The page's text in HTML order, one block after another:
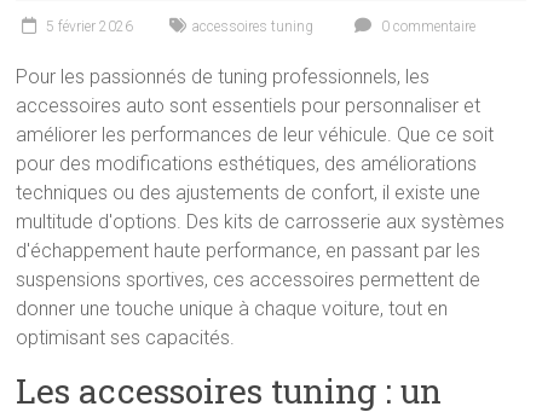
5 février 2026 accessoires tuning 0 commentaire
Pour les passionnés de tuning professionnels, les
accessoires auto sont essentiels pour personnaliser et
améliorer les performances de leur véhicule. Que ce soit
pour des modifications esthétiques, des améliorations
techniques ou des ajustements de confort, il existe une
multitude d'options. Des kits de carrosserie aux systèmes
d'échappement haute performance, en passant par les
suspensions sportives, ces accessoires permettent de
donner une touche unique à chaque voiture, tout en
optimisant ses capacités.
Les accessoires tuning : un